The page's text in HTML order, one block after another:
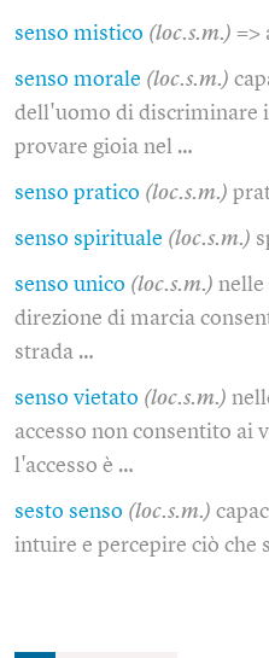
senso mistico (loc.s.m.) =>
senso morale (loc.s.m.)
dell'uomo di discriminare
provare gioia nel …
senso pratico (loc.s.m.)
senso spirituale (loc.s.m.)
senso unico (loc.s.m.) nelle
direzione di marcia
strada …
senso vietato (loc.s.m.)
accesso non consentito ai
l'accesso è …
sesto senso (loc.s.m.)
intuire e percepire ciò che